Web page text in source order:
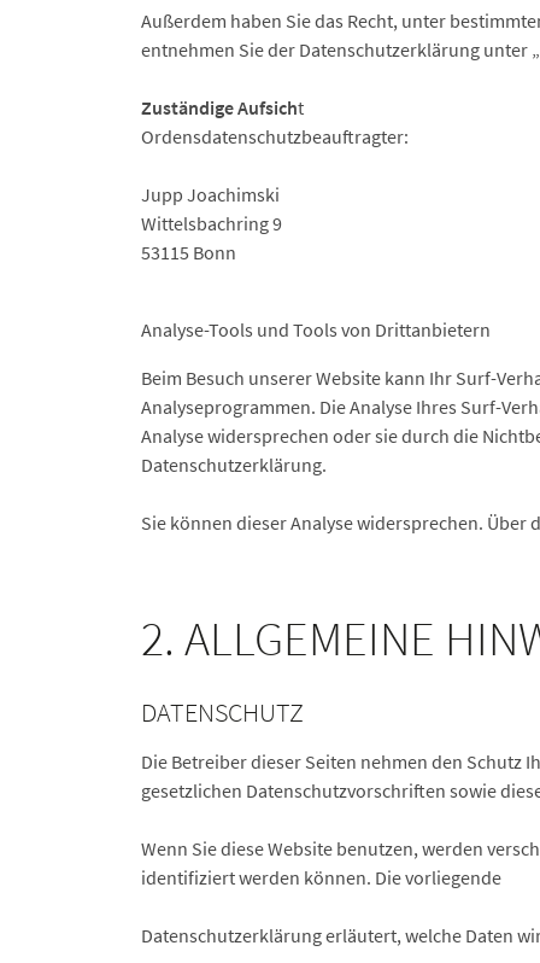
Außerdem haben Sie das Recht, unter
entnehmen Sie der Datenschutzerklärung unter
Zuständige Aufsicht
Ordensdatenschutzbeauftragter:
Jupp Joachimski
Wittelsbachring 9
53115 Bonn
Analyse-Tools und Tools von Drittanbietern
Beim Besuch unserer Website kann Ihr Surf-
Analyseprogrammen. Die Analyse Ihres Surf-
Analyse widersprechen oder sie durch die
Datenschutzerklärung.
Sie können dieser Analyse widersprechen.
2. ALLGEMEINE
DATENSCHUTZ
Die Betreiber dieser Seiten nehmen den
gesetzlichen Datenschutzvorschriften sowie
Wenn Sie diese Website benutzen, werden
identifiziert werden können. Die vorliegende
Datenschutzerklärung erläutert, welche Daten